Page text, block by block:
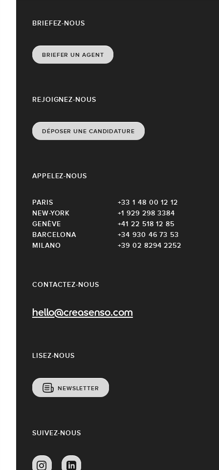
CONTACTEZ-NOUS
hello@creasenso.com
REJOIGNEZ-NOUS
DÉPOSER UNE CANDIDATURE
LISEZ-NOUS
NEWSLETTER
APPELEZ-NOUS
PARIS
+33 1 48 00 12 12
NEW-YORK
+1 929 298 3384
GENÈVE
+41 22 518 12 85
BARCELONA
+34 930 46 73 53
MILANO
+39 02 8294 2252
BRIEFEZ-NOUS
BRIEFER UN AGENT
SUIVEZ-NOUS